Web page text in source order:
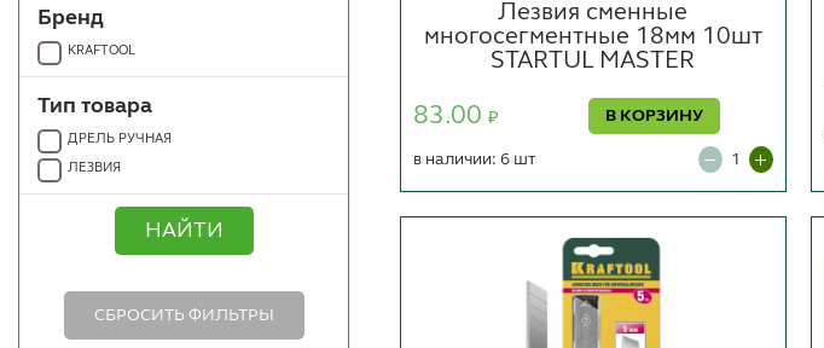
Бренд
KRAFTOOL
Тип товара
ДРЕЛЬ РУЧНАЯ
ЛЕЗВИЯ
НАЙТИ
СБРОСИТЬ ФИЛЬТРЫ
Лезвия сменные
многосегментные 18мм 10шт
STARTUL MASTER
83.00₽ В КОРЗИНУ
в наличии: 6 шт